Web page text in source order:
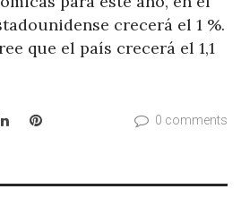
crecerá el 1 %.
que el país crecerá el 1,1
LinkedInPinterest 0 comments